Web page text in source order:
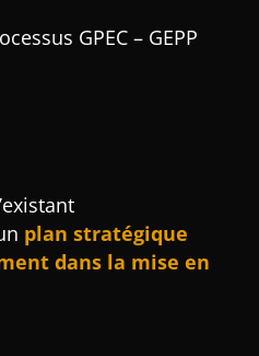
GPEC – GEPP
plan stratégique
dans la mise en